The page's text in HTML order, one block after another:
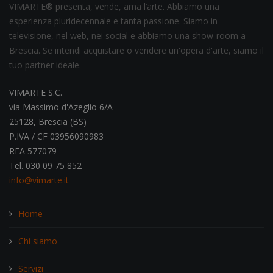
VIMARTE® presenta, vende, ama l’arte. Abbiamo una
esperienza pluridecennale e tanta passione. Siamo in
televisione, nel web, nei social e abbiamo una show-room a
Brescia. Se intendi acquistare o vendere un'opera d'arte, siamo il
tuo partner ideale.
VIMARTE S.C.
via Massimo d'Azeglio 6/A
25128, Brescia (BS)
P.IVA / CF 03956090983
REA 577079
Tel. 030 09 75 852
info@vimarte.it
Home
Chi siamo
Servizi